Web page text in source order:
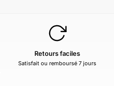
Retours faciles
Satisfait ou remboursé 7 jours